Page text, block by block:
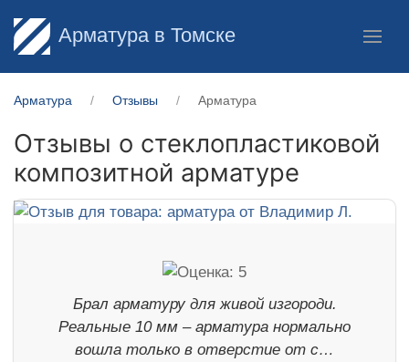
Арматура в Томске
Арматура Отзывы Арматура
Отзывы о стеклопластиковой
композитной арматуре
Брал арматуру для живой изгороди.
Реальные 10 мм – арматура нормально
вошла только в отверстие от с…